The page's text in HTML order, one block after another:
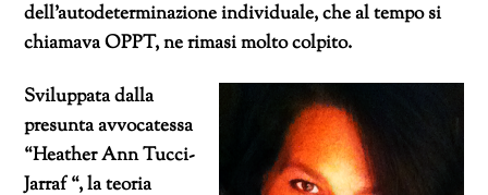
dell’autodeterminazione individuale, che al tempo si
chiamava OPPT, ne rimasi molto colpito.
Sviluppata dalla
presunta avvocatessa
“Heather Ann Tucci-
Jarraf “, la teoria